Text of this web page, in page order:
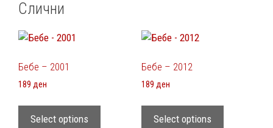
Слични
Бебе – 2001
189 ден
Select options
Бебе – 2012
189 ден
Select options